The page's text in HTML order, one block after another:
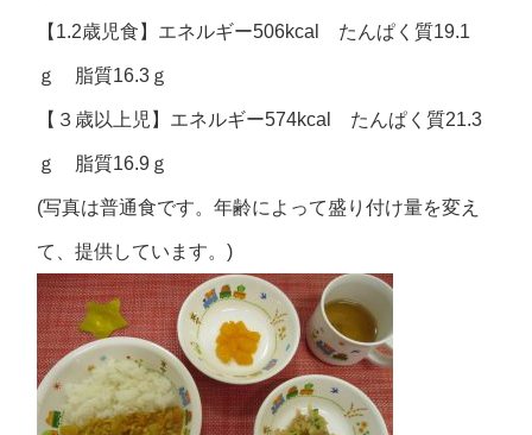
【1.2歳児食】エネルギー506kcal たんぱく質19.1
ｇ 脂質16.3ｇ
【３歳以上児】エネルギー574kcal たんぱく質21.3
ｇ 脂質16.9ｇ
(写真は普通食です。年齢によって盛り付け量を変え
て、提供しています。)